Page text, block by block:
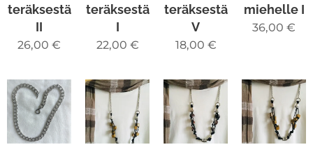
teräksestä
II
26,00 €
teräksestä
I
22,00 €
teräksestä
V
18,00 €
miehelle I
36,00 €